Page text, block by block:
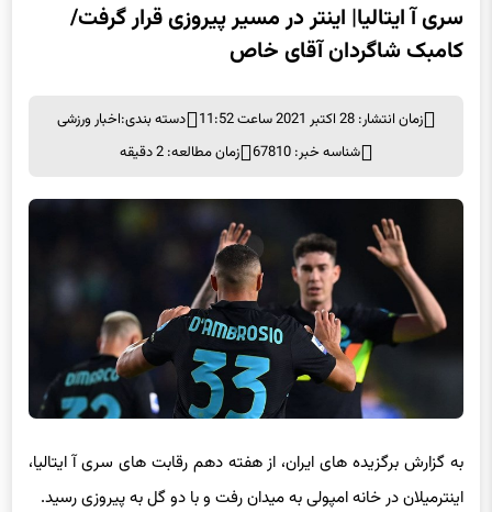
سری آ ایتالیا| اینتر در مسیر پیروزی قرار گرفت/
کامبک شاگردان آقای خاص
زمان انتشار: 28 اکتبر 2021 ساعت 11:52 دسته بندی:اخبار ورزشی
شناسه خبر: 67810
زمان مطالعه: 2 دقیقه
به گزارش برگزیده های ایران، از هفته دهم رقابت های سری آ ایتالیا،
اینترمیلان در خانه امپولی به میدان رفت و با دو گل به پیروزی رسید.